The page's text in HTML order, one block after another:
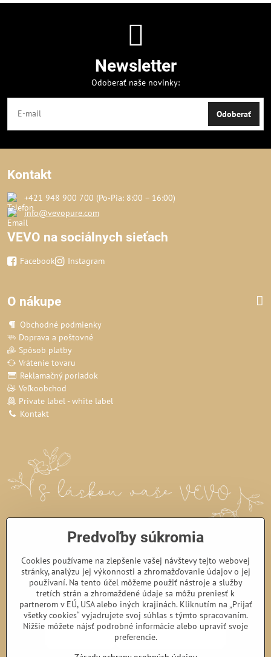
Newsletter
Odoberať naše novinky:
Odoberať
Kontakt
+421 948 900 700 (Po‑Pia: 8:00 – 16:00)
info@vevopure.com
VEVO na sociálnych sieťach
Facebook Instagram
O nákupe
Obchodné podmienky
Doprava a poštovné
Spôsob platby
Vrátenie tovaru
Reklamačný poriadok
Veľkoobchod
Private label - white label
Kontakt
Predvoľby súkromia
Cookies používame na zlepšenie vašej návštevy tejto webovej
stránky, analýzu jej výkonnosti a zhromažďovanie údajov o jej
používaní. Na tento účel môžeme použiť nástroje a služby
tretích strán a zhromaždené údaje sa môžu preniesť k
partnerom v EÚ, USA alebo iných krajinách. Kliknutím na „Prijať
všetky cookies“ vyjadrujete svoj súhlas s týmto spracovaním.
Nižšie môžete nájsť podrobné informácie alebo upraviť svoje
preferencie.